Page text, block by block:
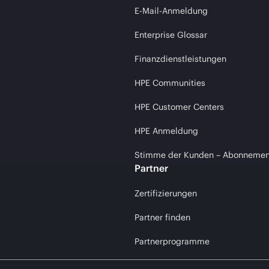
E-Mail-Anmeldung
Enterprise Glossar
Finanzdienstleistungen
HPE Communities
HPE Customer Centers
HPE Anmeldung
Stimme der Kunden –
Partner
Zertifizierungen
Partner finden
Partnerprogramme